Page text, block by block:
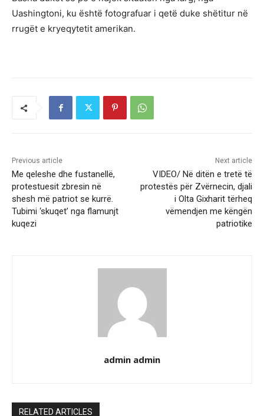
Uashingtoni, ku është fotografuar i qetë duke shëtitur në
rrugët e kryeqytetit amerikan.
Previous article
Me qeleshe dhe fustanellë,
protestuesit zbresin në
shesh më patriot se kurrë.
Tubimi ‘skuqet’ nga flamunjt
kuqezi
Next article
VIDEO/ Në ditën e tretë të
protestës për Zvërnecin, djali
i Olta Gixharit tërheq
vëmendjen me këngën
patriotike
admin admin
RELATED ARTICLES